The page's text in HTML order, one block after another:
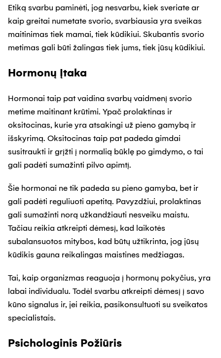
Etiką svarbu paminėti, jog nesvarbu, kiek sveriate ar
kaip greitai numetate svorio, svarbiausia yra sveikas
maitinimas tiek mamai, tiek kūdikiui. Skubantis svorio
metimas gali būti žalingas tiek jums, tiek jūsų kūdikiui.
Hormonų Įtaka
Hormonai taip pat vaidina svarbų vaidmenį svorio
metime maitinant krūtimi. Ypač prolaktinas ir
oksitocinas, kurie yra atsakingi už pieno gamybą ir
išskyrimą. Oksitocinas taip pat padeda gimdai
susitraukti ir grįžti į normalią būklę po gimdymo, o tai
gali padėti sumažinti pilvo apimtį.
Šie hormonai ne tik padeda su pieno gamyba, bet ir
gali padėti reguliuoti apetitą. Pavyzdžiui, prolaktinas
gali sumažinti norą užkandžiauti nesveiku maistu.
Tačiau reikia atkreipti dėmesį, kad laikotės
subalansuotos mitybos, kad būtų užtikrinta, jog jūsų
kūdikis gauna reikalingas maistines medžiagas.
Tai, kaip organizmas reaguoja į hormonų pokyčius, yra
labai individualu. Todėl svarbu atkreipti dėmesį į savo
kūno signalus ir, jei reikia, pasikonsultuoti su sveikatos
specialistais.
Psichologinis Požiūris